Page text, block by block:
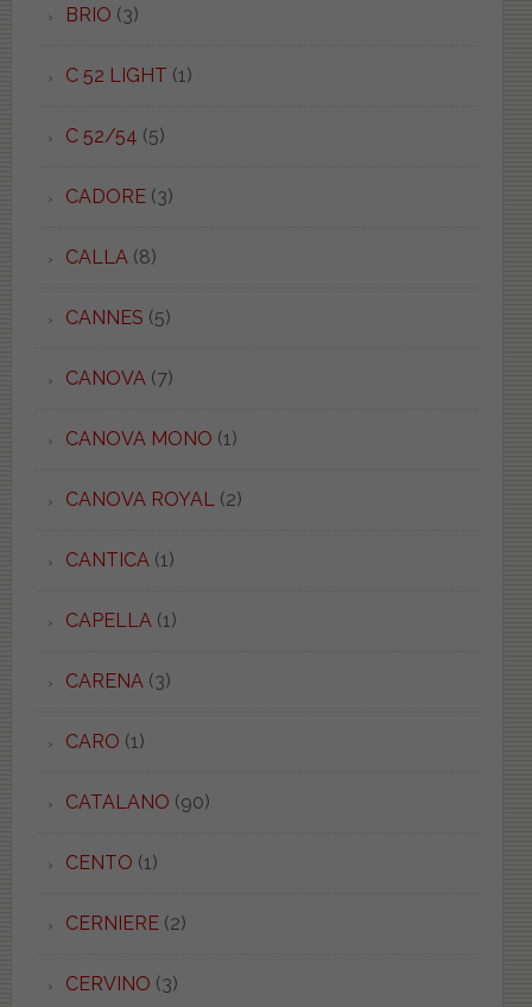
BRIO (3)
C 52 LIGHT (1)
C 52/54 (5)
CADORE(3)
CALLA(8)
CANNES (5)
CANOVA(7)
CANOVA MONO (1)
CANOVA ROYAL(2)
CANTICA(1)
CAPELLA(1)
CARENA(3)
CARO (1)
CATALANO (90)
CENTO (1)
CERNIERE(2)
CERVINO (3)